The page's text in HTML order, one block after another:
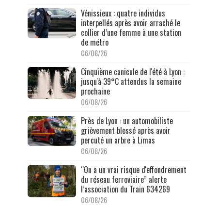
Vénissieux : quatre individus
interpellés après avoir arraché le
collier d’une femme à une station
de métro
06/08/26
Cinquième canicule de l'été à Lyon :
jusqu'à 39°C attendus la semaine
prochaine
06/08/26
Près de Lyon : un automobiliste
grièvement blessé après avoir
percuté un arbre à Limas
06/08/26
“On a un vrai risque d'effondrement
du réseau ferroviaire” alerte
l’association du Train 634269
06/08/26